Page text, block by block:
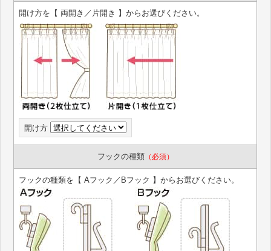
開け方を【 両開き／片開き 】からお選びください。
開け方
フックの種類（必須）
フックの種類を【 Aフック／Bフック 】からお選びください。